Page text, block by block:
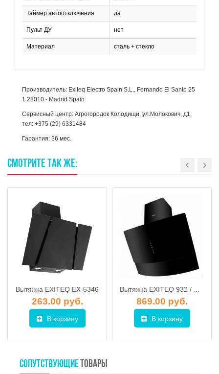
Таймер автоотключения да
Пульт ДУ нет
Материал сталь + стекло
Производитель: Exiteq Electro Spain S.L., Fernando El Santo 25
1 28010 - Madrid Spain
Сервисный центр: Агрогородок Колодищи, ул.Молокович, д1,
тел: +375 (29) 6331484
Гарантия: 36 мес.
СМОТРИТЕ ТАКЖЕ:
Вытяжка EXITEQ EX-5346
263.00 руб.
В корзину
Вытяжка EXITEQ 932 / CS29 чёрное стекло (90см)
869.00 руб.
В корзину
СОПУТСТВУЮЩИЕ ТОВАРЫ